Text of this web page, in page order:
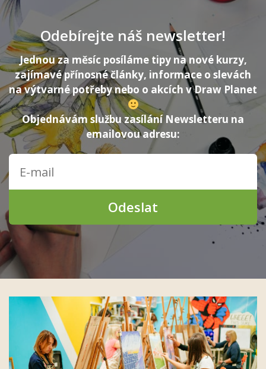
Odebírejte náš newsletter!
Jednou za měsíc posíláme tipy na nové kurzy,
zajímavé přínosné články, informace o slevách
na výtvarné potřeby nebo o akcích v Draw Planet
Objednávám službu zasílání Newsletteru na
emailovou adresu:
Odeslat